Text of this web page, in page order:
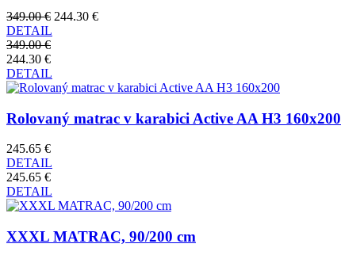
349.00 € 244.30 €
DETAIL
349.00 €
244.30 €
DETAIL
Rolovaný matrac v karabici Active AA H3 160x200
245.65 €
DETAIL
245.65 €
DETAIL
XXXL MATRAC, 90/200 cm